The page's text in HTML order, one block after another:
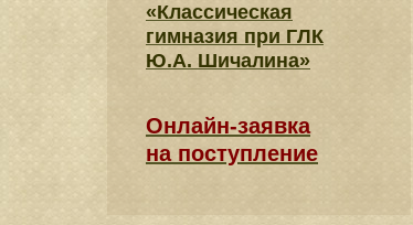
«Классическая
гимназия при ГЛК
Ю.А. Шичалина»
Онлайн-заявка
на поступление